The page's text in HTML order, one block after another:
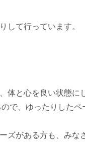
して行っています。
体と心を良い状態に
で、ゆったりしたペ
ズがある方も、みな